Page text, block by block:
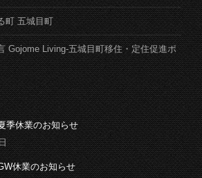
町 五城目町
Gojome Living-五城目町移住・定住促進ポ
季休業のお知らせ
休業のお知らせ